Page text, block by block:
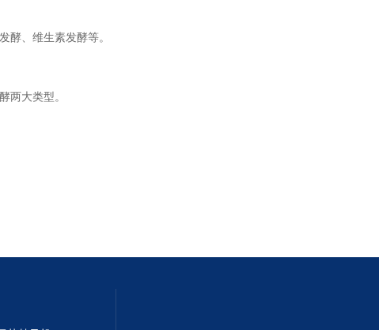
、维生素发酵等。
两大类型。